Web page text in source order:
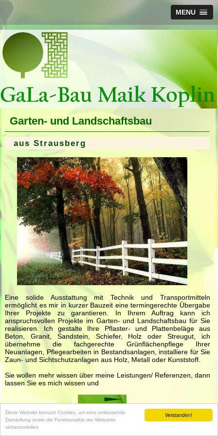
Verstanden!
Diese Website benutzt Cookies, um eine umfassende
Darstellung sowie die Funktionalität der Webseite
sicherzustellen
MENU
Garten- und Landschaftsbau
aus Strausberg
Eine solide Ausstattung mit Technik und Transportmitteln
ermöglicht es mir in kurzer Bauzeit eine termingerechte Übergabe
Ihrer Projekte zu garantieren. In Ihrem Auftrag kann ich
anspruchsvollen Projekte im Garten- und Landschaftsbau für Sie
realisieren. Ich gestalte Ihre Pflaster- und Plattenbeläge aus
Beton, Granit, Sandstein, Schiefer, Holz oder Streugut, ich
übernehme die fachgerechte Grünflächenpflege Ihrer
Neuanlagen, Pflegearbeiten in Bestandsanlagen, installiere für Sie
Zaun- und Sichtschutzanlagen aus Holz, Metall oder Kunststoff.
Sie wollen mehr wissen über meine Leistungen/ Referenzen, dann
lassen Sie es mich wissen und
... schreiben eine Nachricht
©